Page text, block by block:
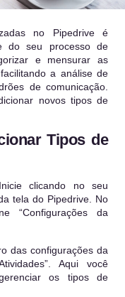
no Pipedrive é
do seu processo de
e mensurar as
a análise de
de comunicação.
novos tipos de
Tipos de
clicando no seu
tela do Pipedrive. No
“Configurações da
das configurações da
Aqui você
os tipos de